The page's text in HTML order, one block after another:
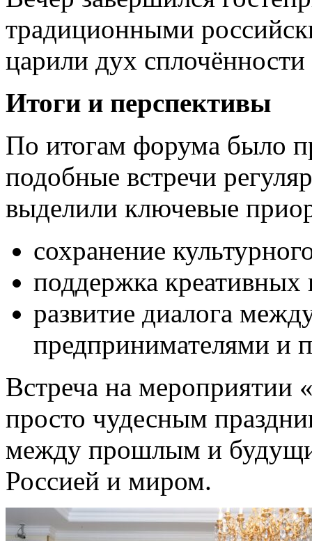
традиционными
царили дух
Итоги и перспективы
По итогам форума было
подобные встречи
выделили ключевые
сохранение
поддержка креативных
развитие диалога
предпринимателями и
Встреча на мероприятии
просто чудесным
между прошлым и
Россией и миром.